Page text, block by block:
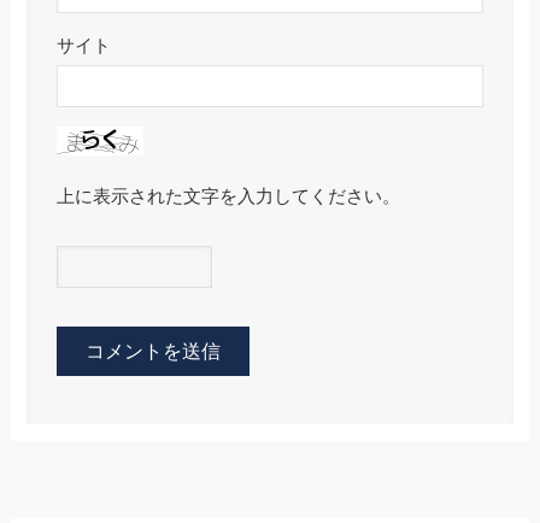
サイト
上に表示された文字を入力してください。